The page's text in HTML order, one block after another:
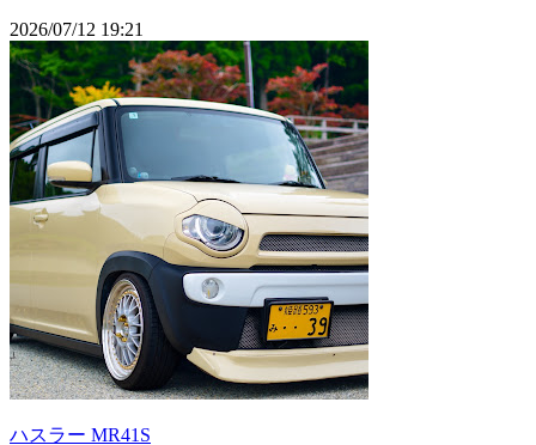
2026/07/12 19:21
ハスラー MR41S